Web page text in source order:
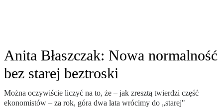
Anita Błaszczak: Nowa normalność
bez starej beztroski
Można oczywiście liczyć na to, że – jak zresztą twierdzi część
ekonomistów – za rok, góra dwa lata wrócimy do „starej"